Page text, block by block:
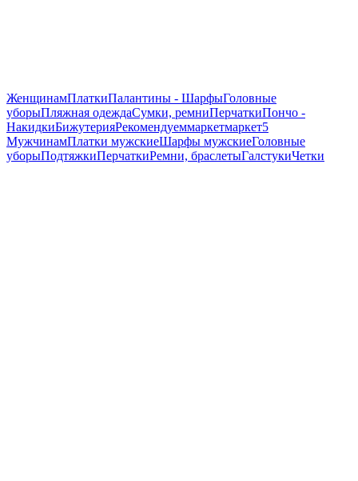
ЖенщинамПлаткиПалантины - ШарфыГоловные
уборыПляжная одеждаСумки, ремниПерчаткиПончо -
НакидкиБижутерияРекомендуеммаркетмаркет5
МужчинамПлатки мужскиеШарфы мужскиеГоловные
уборыПодтяжкиПерчаткиРемни, браслетыГалстукиЧетки